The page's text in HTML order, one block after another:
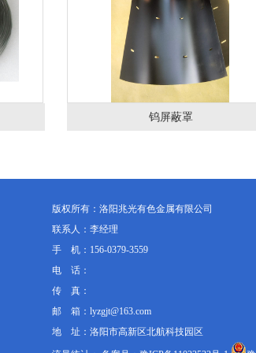
钨屏蔽罩
版权所有：洛阳兆光有色金属有限公司
联系人：李经理
手 机：156-0379-3559
电 话：
传 真：
邮 箱：lyzgjt@163.com
地 址：洛阳市高新区北航科技园区